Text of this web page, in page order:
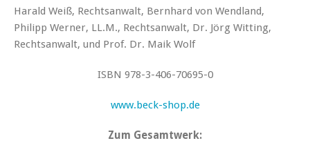
Harald Weiß, Rechtsanwalt, Bernhard von Wendland,
Philipp Werner, LL.M., Rechtsanwalt, Dr. Jörg Witting,
Rechtsanwalt, und Prof. Dr. Maik Wolf
ISBN 978-3-406-70695-0
www.beck-shop.de
Zum Gesamtwerk: